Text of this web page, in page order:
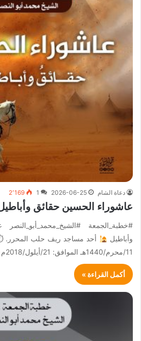
دعاة الشام 2026-06-25
1 2٬169
عاشوراء الحسين حقائق
#خطبة_الجمعة
وأباطيل
11/محرم/1440هـ الموافق: 21/أيلول/2018م
أكمل القراءة »